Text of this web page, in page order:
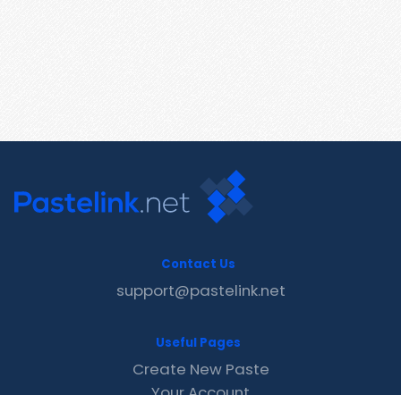
Contact Us
support@pastelink.net
Useful Pages
Create New Paste